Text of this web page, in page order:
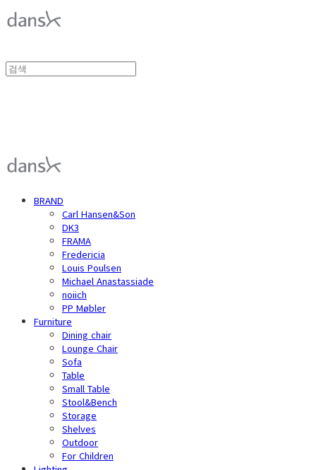
BRAND
Carl Hansen&Son
DK3
FRAMA
Fredericia
Louis Poulsen
Michael Anastassiade
noiich
PP Møbler
Furniture
Dining chair
Lounge Chair
Sofa
Table
Small Table
Stool&Bench
Storage
Shelves
Outdoor
For Children